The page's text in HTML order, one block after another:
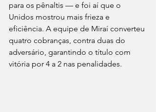
para os pênaltis — e foi aí que o
Unidos mostrou mais frieza e
eficiência. A equipe de Miraí converteu
quatro cobranças, contra duas do
adversário, garantindo o título com
vitória por 4 a 2 nas penalidades.